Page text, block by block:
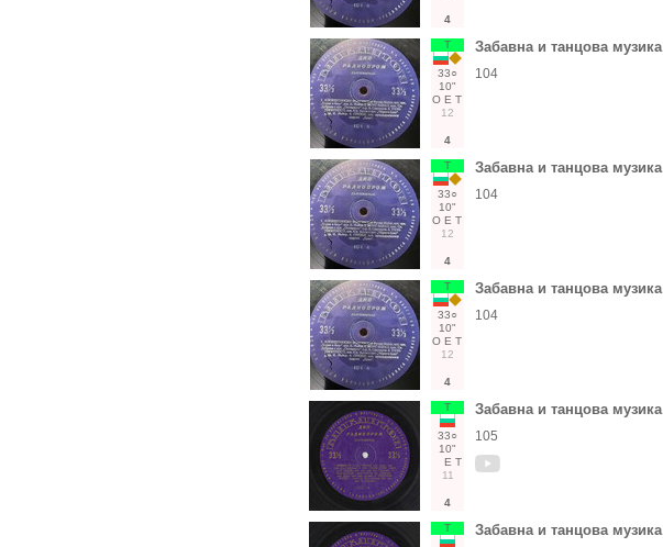
4
Т
33○
10"
О Е Т
12
4
Забавна и танцова музика
104
Т
33○
10"
О Е Т
12
4
Забавна и танцова музика
104
Т
33○
10"
О Е Т
12
4
Забавна и танцова музика
104
Т
33○
10"
Е Т
11
4
Забавна и танцова музика
105
Т Забавна и танцова музика